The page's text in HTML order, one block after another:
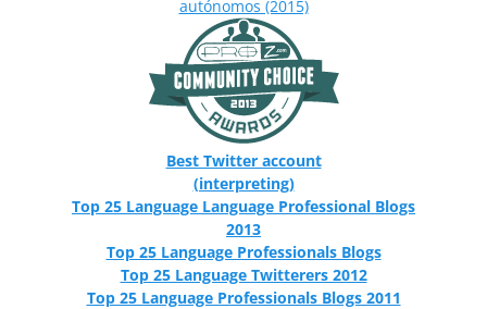
Best Twitter account
(interpreting)
Top 25 Language Language Professional Blogs
2013
Top 25 Language Professionals Blogs
Top 25 Language Twitterers 2012
Top 25 Language Professionals Blogs 2011